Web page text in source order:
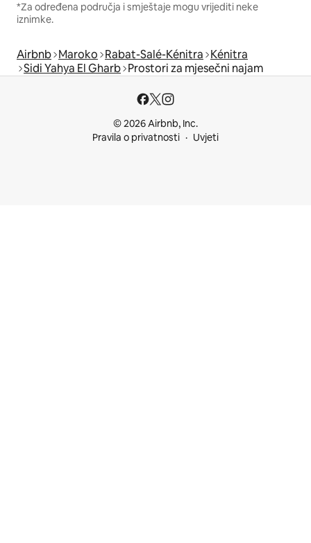
*Za određena područja i smještaje mogu vrijediti neke
iznimke.
Airbnb Maroko Rabat-Salé-Kénitra Kénitra
Sidi Yahya El Gharb Prostori za mjesečni najam
© 2026 Airbnb, Inc.
Pravila o privatnosti
Uvjeti